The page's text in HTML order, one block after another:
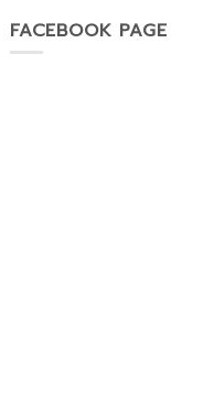
FACEBOOK PAGE